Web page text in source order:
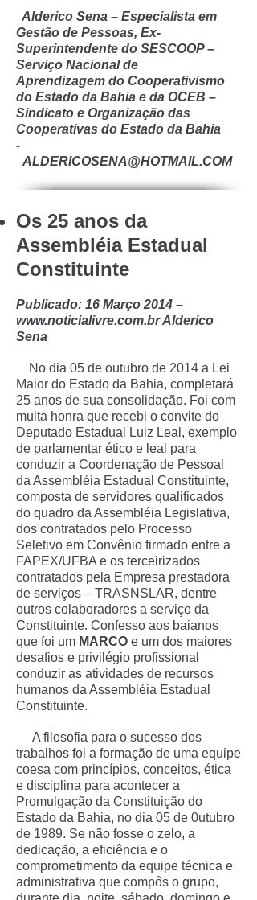
Alderico Sena – Especialista em
Gestão de Pessoas, Ex-
Superintendente do SESCOOP –
Serviço Nacional de
Aprendizagem do Cooperativismo
do Estado da Bahia e da OCEB –
Sindicato e Organização das
Cooperativas do Estado da Bahia
-
ALDERICOSENA@HOTMAIL.COM
Os 25 anos da
Assembléia Estadual
Constituinte
Publicado: 16 Março 2014 –
www.noticialivre.com.brAlderico
Sena
No dia 05 de outubro de 2014 a Lei
Maior do Estado da Bahia, completará
25 anos de sua consolidação. Foi com
muita honra que recebi o convite do
Deputado Estadual Luiz Leal, exemplo
de parlamentar ético e leal para
conduzir a Coordenação de Pessoal
da Assembléia Estadual Constituinte,
composta de servidores qualificados
do quadro da Assembléia Legislativa,
dos contratados pelo Processo
Seletivo em Convênio firmado entre a
FAPEX/UFBA e os terceirizados
contratados pela Empresa prestadora
de serviços – TRASNSLAR, dentre
outros colaboradores a serviço da
Constituinte. Confesso aos baianos
que foi um MARCO e um dos maiores
desafios e privilégio profissional
conduzir as atividades de recursos
humanos da Assembléia Estadual
Constituinte.
A filosofia para o sucesso dos
trabalhos foi a formação de uma equipe
coesa com princípios, conceitos, ética
e disciplina para acontecer a
Promulgação da Constituição do
Estado da Bahia, no dia 05 de 0utubro
de 1989. Se não fosse o zelo, a
dedicação, a eficiência e o
comprometimento da equipe técnica e
administrativa que compôs o grupo,